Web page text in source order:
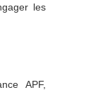
les
APF,